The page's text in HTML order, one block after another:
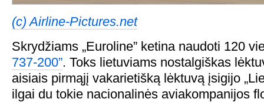
(c) Airline-Pictures.net
Skrydžiams „Euroline” ketina naudoti 120
737-200”. Toks lietuviams nostalgiškas
aisiais pirmąjį vakarietišką lėktuvą įsigijo
ilgai du tokie nacionalinės aviakompanijos